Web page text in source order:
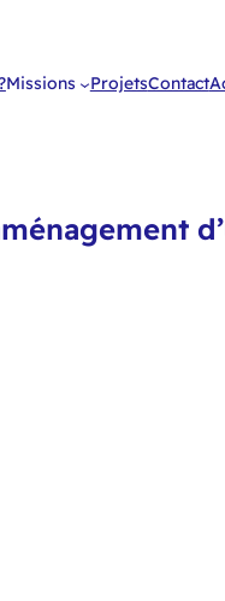
Missions ProjetsContact